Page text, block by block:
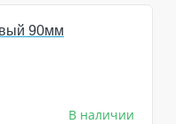
В наличии